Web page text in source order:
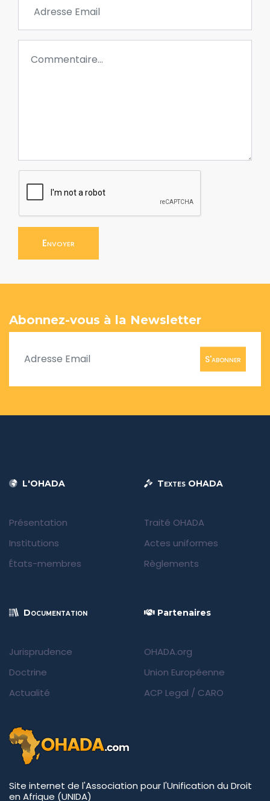
Envoyer
Abonnez-vous à la Newsletter
S'abonner
L'OHADA
Présentation
Institutions
États-membres
Textes OHADA
Traité OHADA
Actes uniformes
Règlements
Documentation
Jurisprudence
Doctrine
Actualité
Partenaires
OHADA.org
Union Européenne
ACP Legal / CARO
Site internet de l'Association pour l'Unification du Droit
en Afrique (UNIDA)